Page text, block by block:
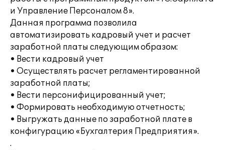
и Управление Персоналом 8».
Данная программа позволила
автоматизировать кадровый учет и расчет
заработной платы следующим образом:
• Вести кадровый учет
• Осуществлять расчет регламентированной
заработной платы;
• Вести персонифицированный учет;
• Формировать необходимую отчетность;
• Выгружать данные по заработной плате в
конфигурацию «Бухгалтерия Предприятия».
.